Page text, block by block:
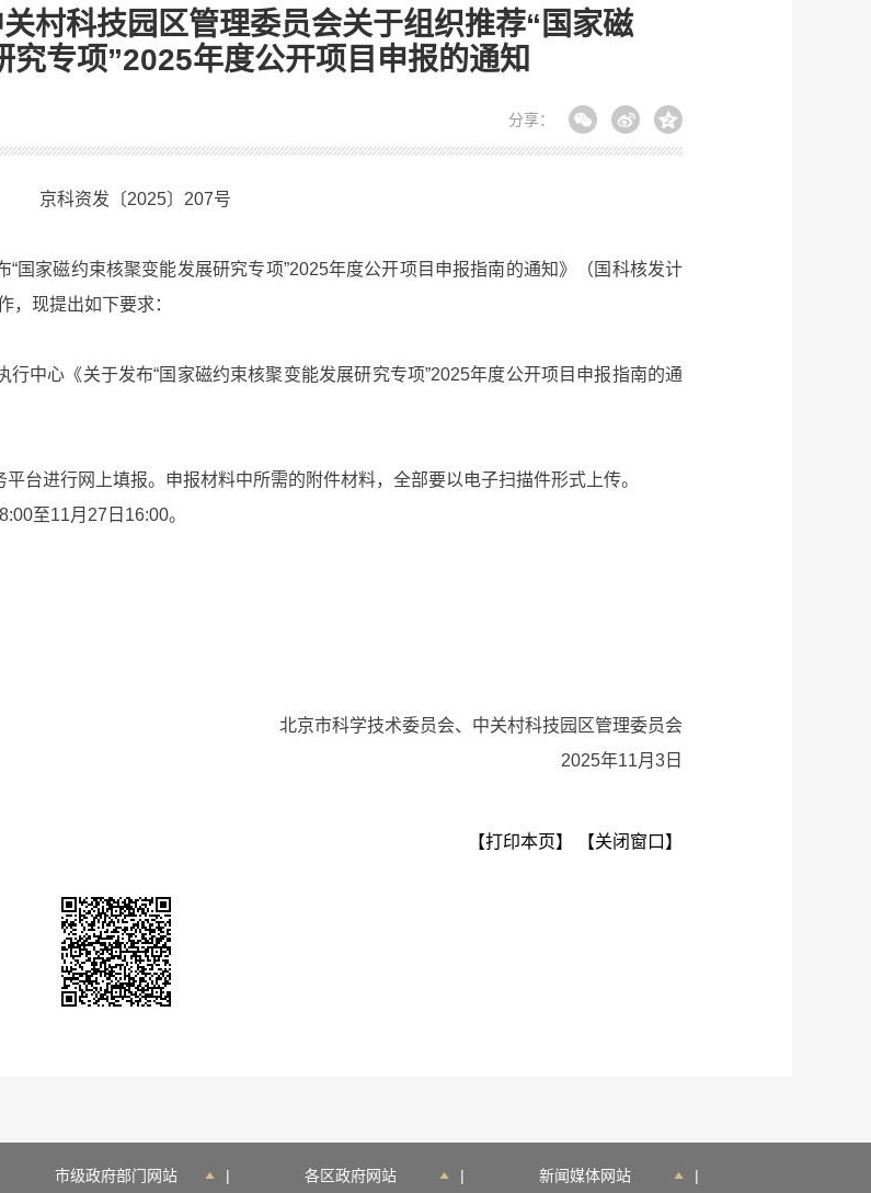
村科技园区管理委员会关于组织推荐“国家磁
究专项”2025年度公开项目申报的通知
分享：
京科资发〔2025〕207号
家磁约束核聚变能发展研究专项”2025年度公开项目申报指南的通知》（国科核发计
，现提出如下要求：
心《关于发布“国家磁约束核聚变能发展研究专项”2025年度公开项目申报指南的通
进行网上填报。申报材料中所需的附件材料，全部要以电子扫描件形式上传。
至11月27日16:00。
北京市科学技术委员会、中关村科技园区管理委员会
2025年11月3日
【打印本页】 【关闭窗口】
市级政府部门网站 | 各区政府网站 | 新闻媒体网站 |